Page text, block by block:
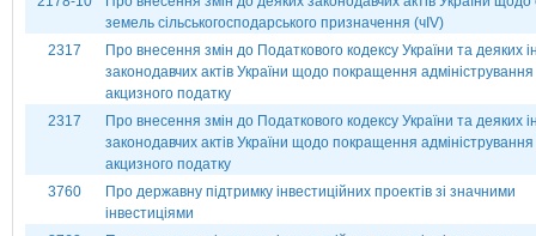
земель сільськогосподарського призначення (чІV)
2317
Про внесення змін до Податкового кодексу України та деяких
законодавчих актів України щодо покращення адміністрування
акцизного податку
2317
Про внесення змін до Податкового кодексу України та деяких
законодавчих актів України щодо покращення адміністрування
акцизного податку
3760
Про державну підтримку інвестиційних проектів зі значними
інвестиціями